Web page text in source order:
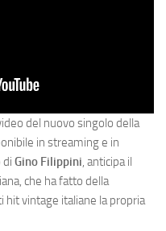
del nuovo singolo della
in streaming e in
di Gino Filippini, anticipa il
che ha fatto della
vintage italiane la propria